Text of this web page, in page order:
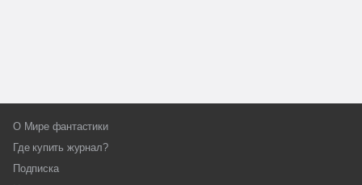
О Мире фантастики
Где купить журнал?
Подписка